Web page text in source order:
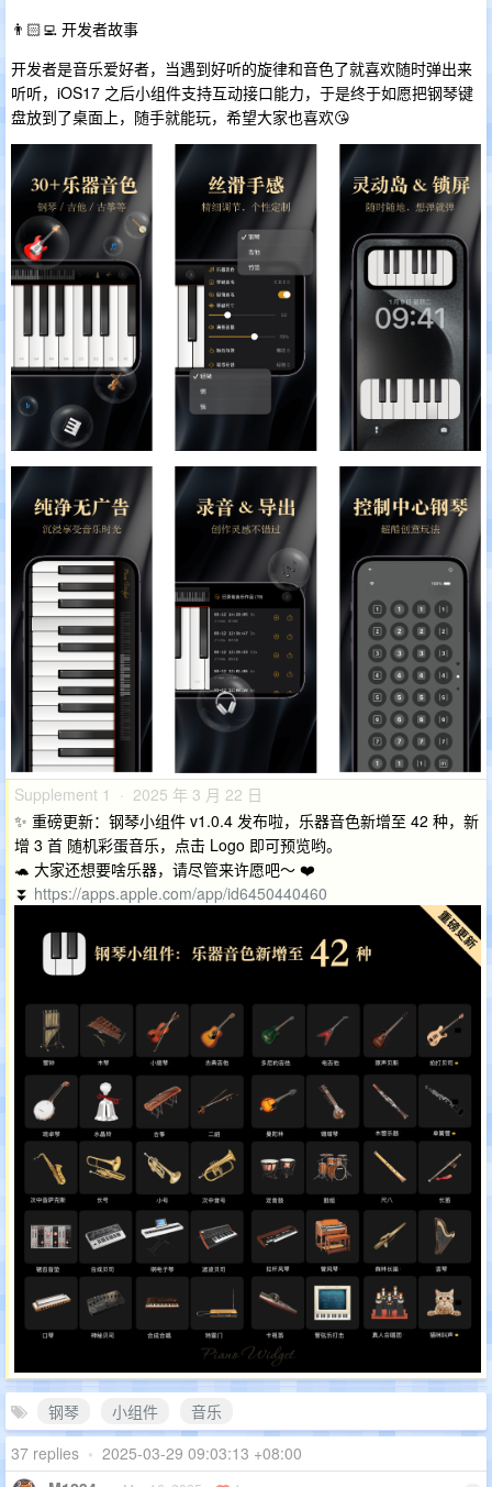
👨🏻‍💻 开发者故事
开发者是音乐爱好者，当遇到好听的旋律和音色了就喜欢随时弹出来
听听，iOS17 之后小组件支持互动接口能力，于是终于如愿把钢琴键
盘放到了桌面上，随手就能玩，希望大家也喜欢😘
Supplement 1 · 2025 年 3 月 22 日
✨ 重磅更新：钢琴小组件 v1.0.4 发布啦，乐器音色新增至 42 种，新
增 3 首 随机彩蛋音乐，点击 Logo 即可预览哟。
🐢 大家还想要啥乐器，请尽管来许愿吧～ ❤️
⏬ https://apps.apple.com/app/id6450440460
钢琴 小组件
音乐
37 replies • 2025-03-29 09:03:13 +08:00